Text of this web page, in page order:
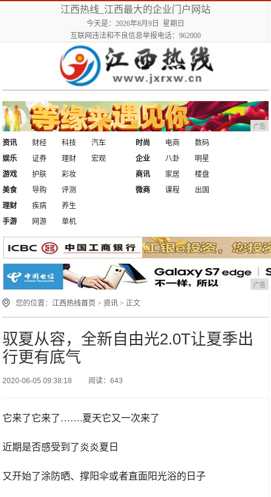
江西热线_江西最大的企业门户网站
今天是：2026年8月9日 星期日
互联网违法和不良信息举报电话：962000
广告
资讯 财经 科技
汽车
娱乐
证券 理财 宏观
时尚 电商
数码
企业
八卦
明星
游戏
护肤
彩妆
美食
导购 评测
商讯 家居
楼盘
微商
课程
出国
理财
疾病
养生
手游
网游 单机
广告
您的位置：江西热线首页 >资讯 > 正文
驭夏从容，全新自由光2.0T让夏季出
行更有底气
2020-06-05 09:38:18 阅读：643
它来了它来了…….夏天它又一次来了
近期是否感受到了炎炎夏日
又开始了涂防晒、撑阳伞或者直面阳光浴的日子